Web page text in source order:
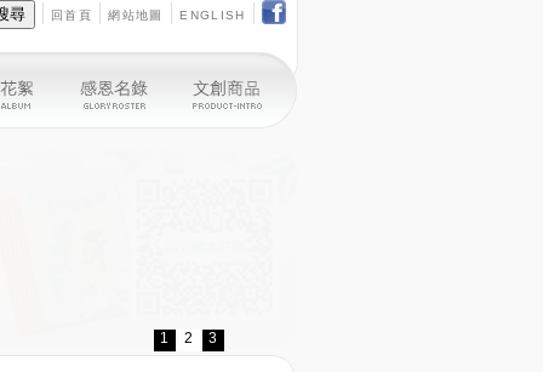
回首頁 網站地圖 ENGLISH
1 2 3